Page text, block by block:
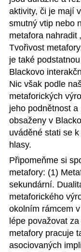
aktivity, či je mají
smutný vtip nebo
metafora nahradit
Tvořivost
je také
Blackovo
Nic však podle
metaforických
jeho podnětnost
obsaženy v
uváděné stati se
hlasy.
Připomeňme si
metafory: (1)
sekundární.
metaforického
okolním rámcem
lépe považovat
metafory pracuje
asociovaných